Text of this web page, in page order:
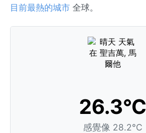
目前最熱的城市 全球。
26.3°C
感覺像 28.2°C